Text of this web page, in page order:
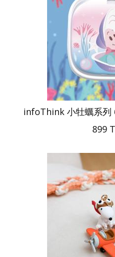
infoThink 小牡蠣系列
899